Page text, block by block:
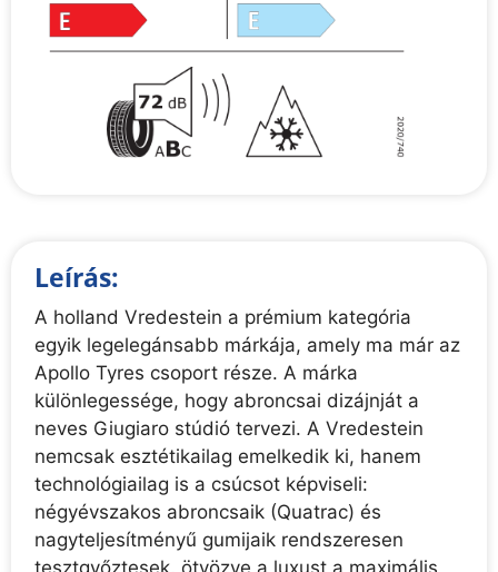
Leírás:
A holland Vredestein a prémium kategória
egyik legelegánsabb márkája, amely ma már az
Apollo Tyres csoport része. A márka
különlegessége, hogy abroncsai dizájnját a
neves Giugiaro stúdió tervezi. A Vredestein
nemcsak esztétikailag emelkedik ki, hanem
technológiailag is a csúcsot képviseli:
négyévszakos abroncsaik (Quatrac) és
nagyteljesítményű gumijaik rendszeresen
tesztgyőztesek, ötvözve a luxust a maximális